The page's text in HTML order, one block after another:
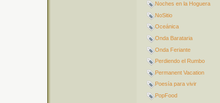
Noches en la Hoguera
NoSitio
Oceánica
Onda Barataria
Onda Feriante
Perdiendo el Rumbo
Permanent Vacation
Poesía para vivir
PopFood